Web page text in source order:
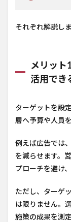
それぞれ解説しま
メリット
活用でき
ターゲットを設
層へ予算や人員
例えば広告では
を減らせます。
プローチを避け
ただし、ターゲ
は限りません。
施策の成果を測